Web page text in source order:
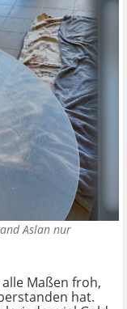
Aslan nur
Maßen froh,
hat.